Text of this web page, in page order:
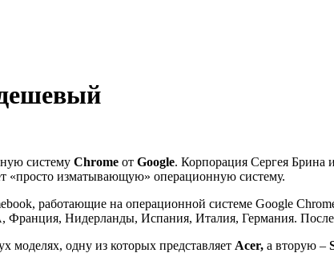
систему Chrome от Google. Корпорация Сергея Брина
«просто изматывающую» операционную систему.
работающие на операционной системе Google
Нидерланды, Испания, Италия, Германия.
моделях, одну из которых представляет Acer, а вторую –